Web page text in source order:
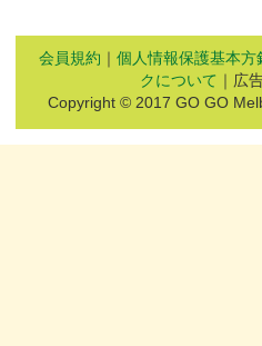
会員規約 ｜ 個人情報保護基本方
クについて ｜広
Copyright © 2017 GO GO